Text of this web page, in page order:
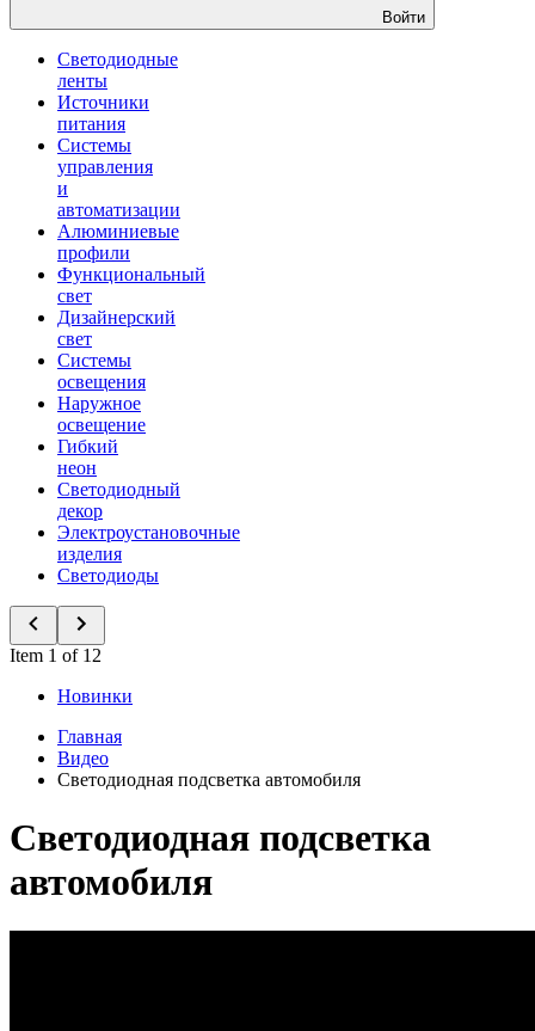
Войти
Светодиодные
ленты
Источники
питания
Системы
управления
и
автоматизации
Алюминиевые
профили
Функциональный
свет
Дизайнерский
свет
Системы
освещения
Наружное
освещение
Гибкий
неон
Светодиодный
декор
Электроустановочные
изделия
Светодиоды
Item 1 of 12
Новинки
Главная
Видео
Светодиодная подсветка автомобиля
Светодиодная подсветка
автомобиля